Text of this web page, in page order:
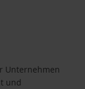
Unternehmen
und